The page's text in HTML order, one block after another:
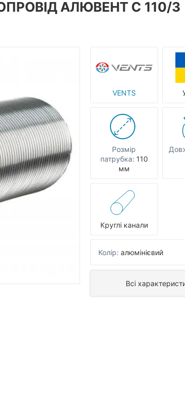
АЛЮВЕНТ С 110/3
VENTS
Розмір
патрубка: 110
мм
Круглі канали
Колір: алюмінієвий
Всі